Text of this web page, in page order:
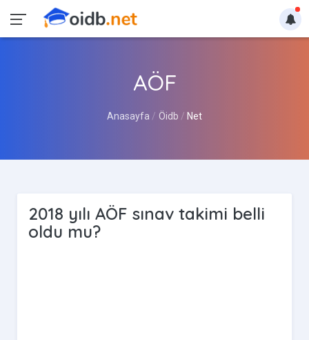
AÖF
Anasayfa Öidb Net
2018 yılı AÖF sınav takimi belli
oldu mu?